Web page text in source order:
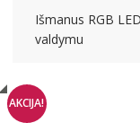
Išmanus RGB
valdymu
AKCIJA!